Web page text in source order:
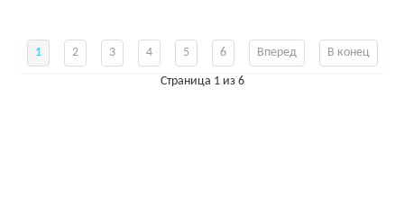
1 2 3 4 5 6 Вперед В конец
Страница 1 из 6